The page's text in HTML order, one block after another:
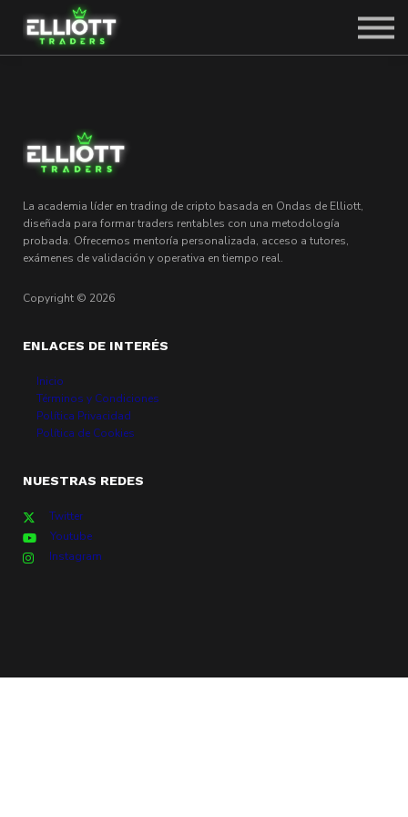
SOLICITAR PLAZA
La academia líder en trading de cripto basada en Ondas de Elliott,
diseñada para formar traders rentables con una metodología
probada. Ofrecemos mentoría personalizada, acceso a tutores,
exámenes de validación y operativa en tiempo real.
Copyright © 2026
ENLACES DE INTERÉS
Inicio
Términos y Condiciones
Política Privacidad
Política de Cookies
NUESTRAS REDES
Twitter
Youtube
Instagram